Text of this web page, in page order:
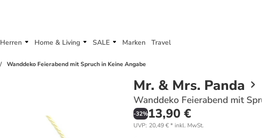
Herren Home & Living SALE Marken Travel
Wanddeko Feierabend mit Spruch in Keine Angabe
Mr. & Mrs. Panda
Wanddeko Feierabend mit
-32%13,90 €
UVP: 20,49 €* inkl. MwSt.